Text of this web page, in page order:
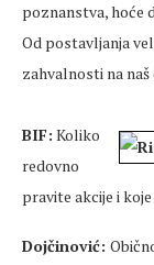
poznanstva, hoće
Od postavljanja
zahvalnosti na
BIF: Koliko
redovno
pravite akcije i
Dojčinović: